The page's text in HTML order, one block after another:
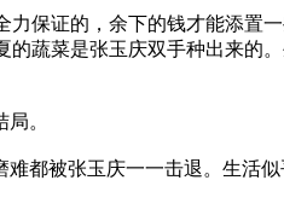
保证的，余下的钱才能添置
蔬菜是张玉庆双手种出来的
。
都被张玉庆一一击退。生活似